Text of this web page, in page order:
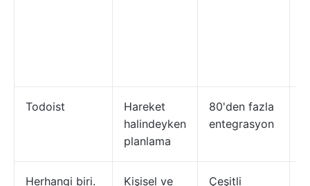
Todoist
Hareket
halindeyken
planlama
80'den fazla
entegrasyon
Herhangi biri.
Kişisel ve
Çeşitli